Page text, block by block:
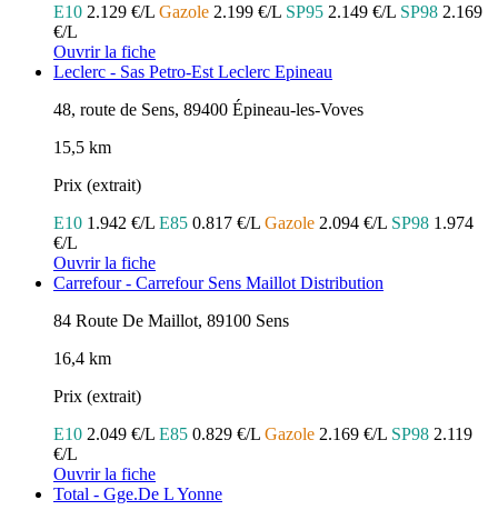
E10 2.129 €/L Gazole 2.199 €/L SP95 2.149 €/L SP98 2.169
€/L
Ouvrir la fiche
Leclerc - Sas Petro-Est Leclerc Epineau
48, route de Sens, 89400 Épineau-les-Voves
15,5 km
Prix (extrait)
E10 1.942 €/L E85 0.817 €/L Gazole 2.094 €/L SP98 1.974
€/L
Ouvrir la fiche
Carrefour - Carrefour Sens Maillot Distribution
84 Route De Maillot, 89100 Sens
16,4 km
Prix (extrait)
E10 2.049 €/L E85 0.829 €/L Gazole 2.169 €/L SP98 2.119
€/L
Ouvrir la fiche
Total - Gge.De L Yonne